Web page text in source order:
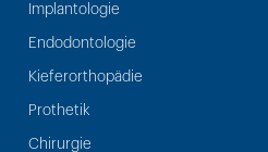
Implantologie
Endodontologie
Kieferorthopädie
Prothetik
Chirurgie